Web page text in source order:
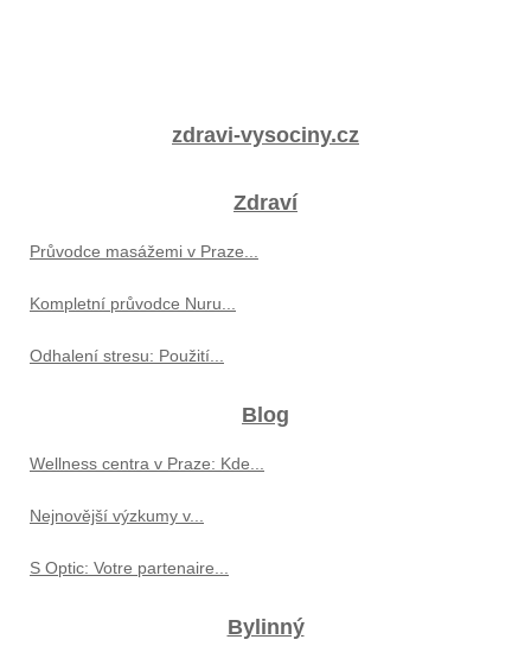
zdravi-vysociny.cz
Zdraví
Průvodce masážemi v Praze...
Kompletní průvodce Nuru...
Odhalení stresu: Použití...
Blog
Wellness centra v Praze: Kde...
Nejnovější výzkumy v...
S Optic: Votre partenaire...
Bylinný